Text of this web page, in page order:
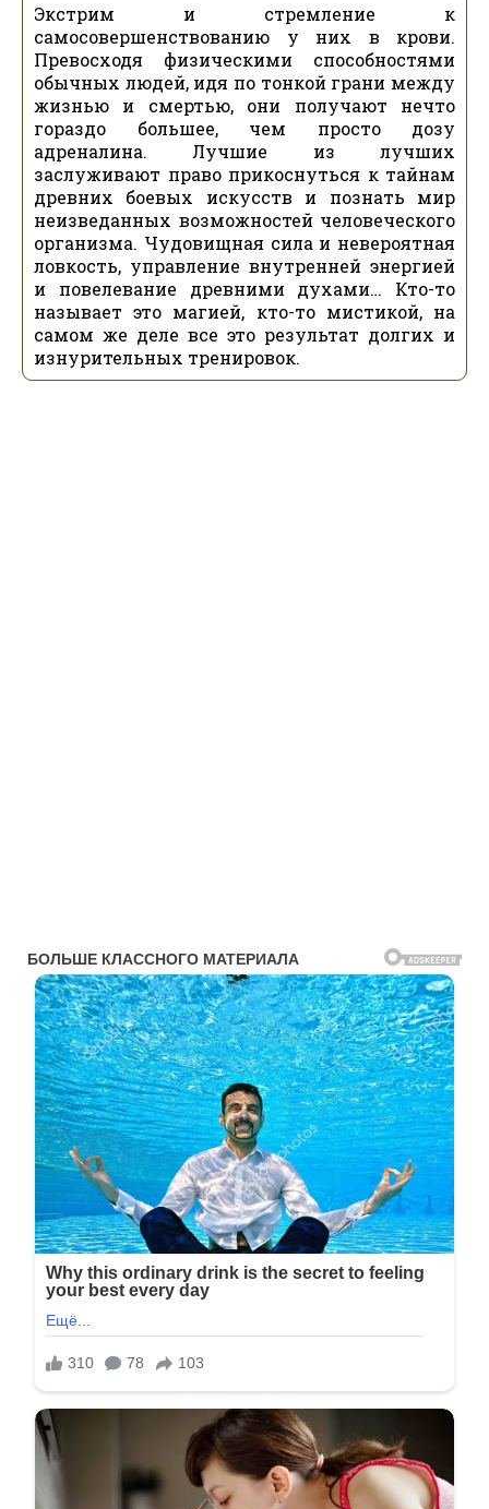
Экстрим и стремление к
самосовершенствованию у них в крови.
Превосходя физическими способностями
обычных людей, идя по тонкой грани между
жизнью и смертью, они получают нечто
гораздо большее, чем просто дозу
адреналина. Лучшие из лучших
заслуживают право прикоснуться к тайнам
древних боевых искусств и познать мир
неизведанных возможностей человеческого
организма. Чудовищная сила и невероятная
ловкость, управление внутренней энергией
и повелевание древними духами… Кто-то
называет это магией, кто-то мистикой, на
самом же деле все это результат долгих и
изнурительных тренировок.